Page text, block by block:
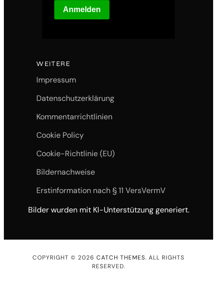
Anmelden
WEITERE
Impressum
Datenschutzerklärung
Kommentarrichtlinien
Cookie Policy
Cookie-Richtlinie (EU)
Bildernachweise
Erstinformation nach § 11 VersVermV
Bilder wurden mit KI-Unterstützung generiert.
COPYRIGHT © 2026 CATCH THEMES. ALL RIGHTS
RESERVED.